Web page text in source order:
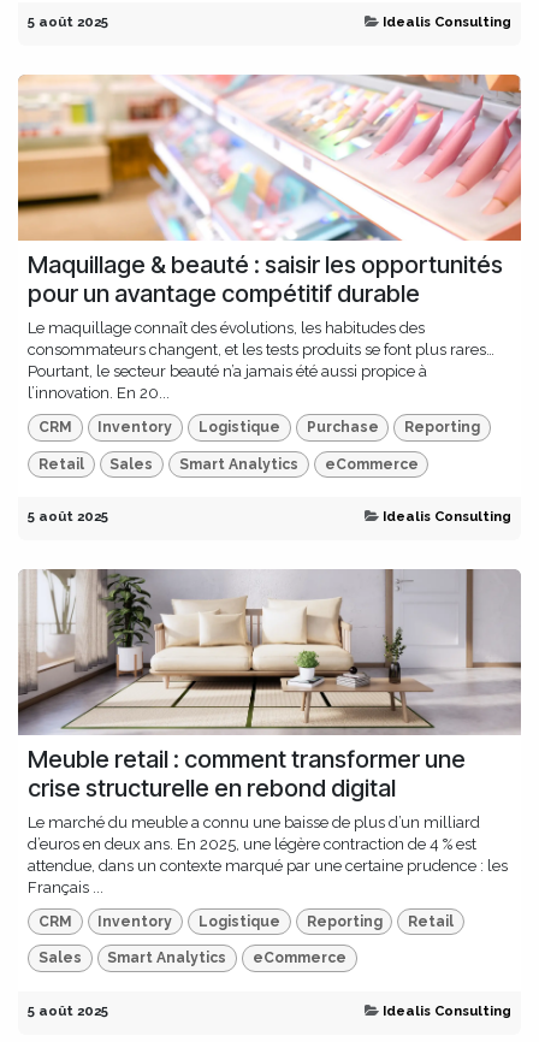
5 août 2025 Idealis Consulting
Maquillage & beauté : saisir les opportunités
pour un avantage compétitif durable
Le maquillage connaît des évolutions, les habitudes des
consommateurs changent, et les tests produits se font plus rares…
Pourtant, le secteur beauté n’a jamais été aussi propice à
l’innovation. En 20...
CRM Inventory Logistique Purchase Reporting
Retail Sales Smart Analytics eCommerce
5 août 2025 Idealis Consulting
Meuble retail : comment transformer une
crise structurelle en rebond digital
Le marché du meuble a connu une baisse de plus d’un milliard
d’euros en deux ans. En 2025, une légère contraction de 4 % est
attendue, dans un contexte marqué par une certaine prudence : les
Français ...
CRM Inventory Logistique Reporting Retail
Sales Smart Analytics eCommerce
5 août 2025 Idealis Consulting